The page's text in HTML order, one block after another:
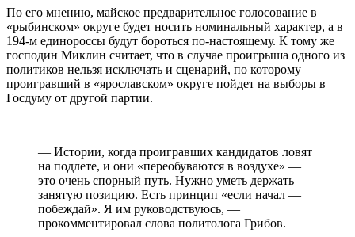
По его мнению, майское предварительное голосование в
«рыбинском» округе будет носить номинальный характер, а в
194-м единороссы будут бороться по-настоящему. К тому же
господин Миклин считает, что в случае проигрыша одного из
политиков нельзя исключать и сценарий, по которому
проигравший в «ярославском» округе пойдет на выборы в
Госдуму от другой партии.
— Истории, когда проигравших кандидатов ловят
на подлете, и они «переобуваются в воздухе» —
это очень спорный путь. Нужно уметь держать
занятую позицию. Есть принцип «если начал —
побеждай». Я им руководствуюсь, —
прокомментировал слова политолога Грибов.